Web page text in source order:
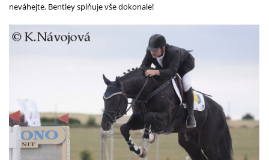
neváhejte. Bentley splňuje vše dokonale!